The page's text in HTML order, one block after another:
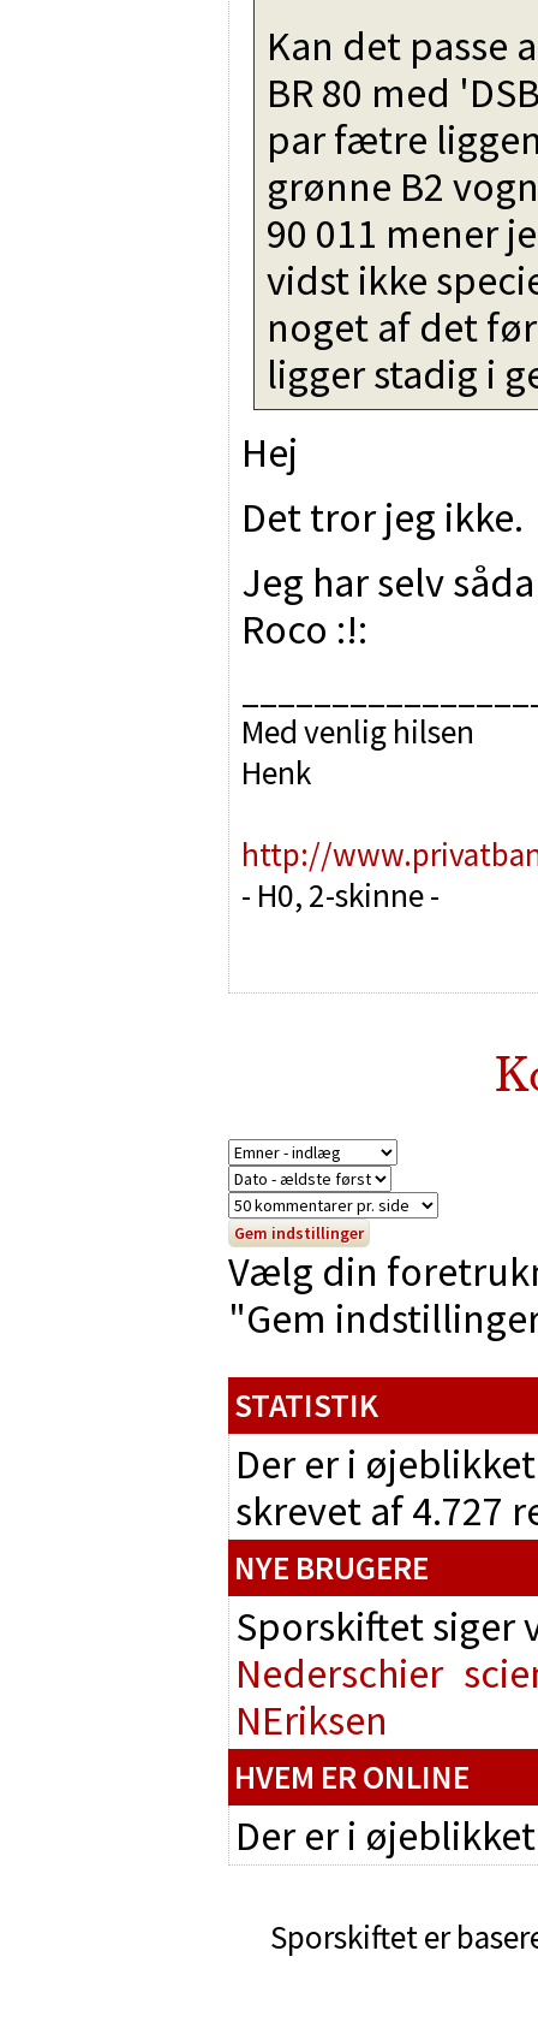
Kan det passe
BR 80 med
par fætre
grønne B2
90 011 mener
vidst ikke
noget af det
ligger stadig i
Hej
Det tror jeg ikke.
Jeg har selv
Roco :!:
Med venlig hilsen
Henk
http://
- H0, 2-skinne -
Vælg din
"Gem
STATISTIK
Der er i
skrevet af 4.727
NYE BRUGERE
Sporskiftet
Nederschier
NEriksen
HVEM ER ONLINE
Der er i
Sporskiftet er